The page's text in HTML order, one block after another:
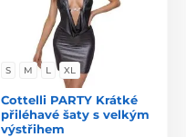
S M L XL
Cottelli PARTY Krátké
přiléhavé šaty s velkým
výstřihem